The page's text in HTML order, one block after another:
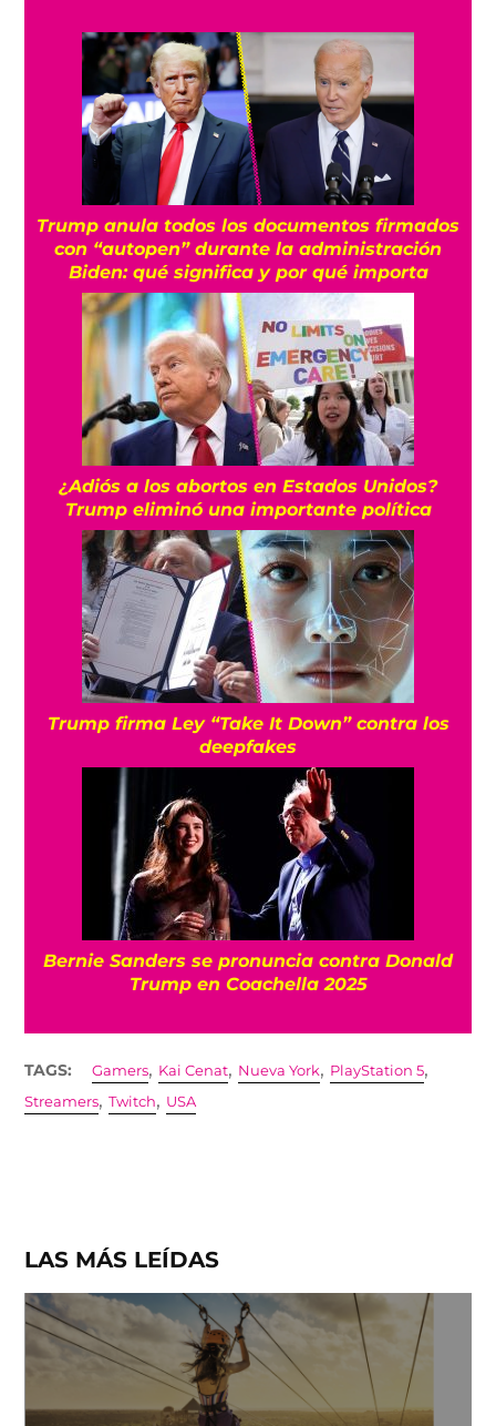
Trump anula todos los documentos firmados
con “autopen” durante la administración
Biden: qué significa y por qué importa
¿Adiós a los abortos en Estados Unidos?
Trump eliminó una importante política
Trump firma Ley “Take It Down” contra los
deepfakes
Bernie Sanders se pronuncia contra Donald
Trump en Coachella 2025
TAGS: Gamers, Kai Cenat, Nueva York, PlayStation 5,
Streamers,Twitch, USA
LAS MÁS LEÍDAS